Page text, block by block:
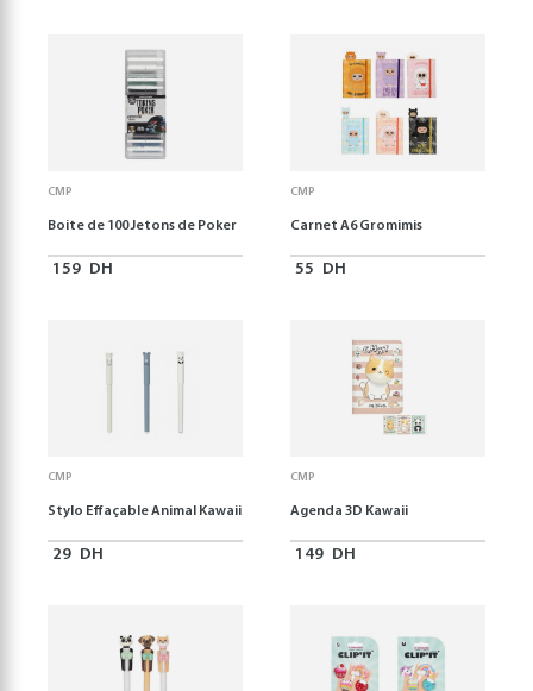
CMP
Boite de 100 Jetons de Poker
159 DH
CMP
Carnet A6 Gromimis
55 DH
CMP
Stylo Effaçable Animal Kawaii
29 DH
CMP
Agenda 3D Kawaii
149 DH